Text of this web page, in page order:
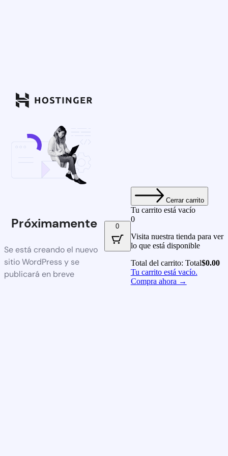
Próximamente
Se está creando el nuevo
sitio WordPress y se
publicará en breve
0
Cerrar carrito
Tu carrito está vacío
0
Visita nuestra tienda para ver
lo que está disponible
Total del carrito: Total$0.00
Tu carrito está vacío.
Compra ahora →